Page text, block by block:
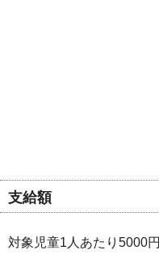
支給額
対象児童1人あたり5000円